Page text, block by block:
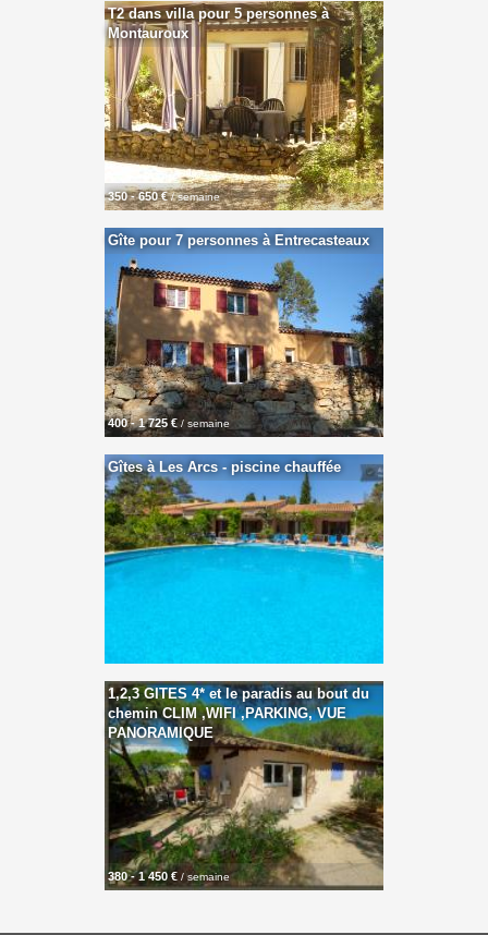
T2 dans villa pour 5 personnes à
Montauroux
350 - 650 €/ semaine
Gîte pour 7 personnes à Entrecasteaux
400 - 1 725 €/ semaine
Gîtes à Les Arcs - piscine chauffée
1,2,3 GITES 4* et le paradis au bout du
chemin CLIM ,WIFI ,PARKING, VUE
PANORAMIQUE
380 - 1 450 € / semaine